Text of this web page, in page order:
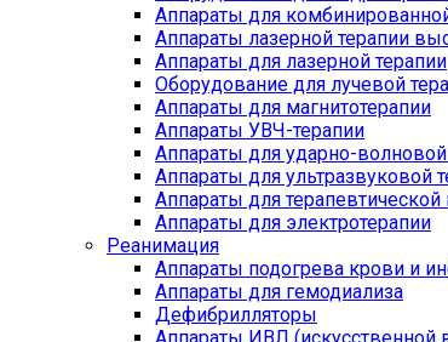
Аппараты для
Аппараты лазерной терапии
Аппараты для лазерной терапии
Оборудование для лучевой
Аппараты для магнитотерапии
Аппараты УВЧ-терапии
Аппараты для ударно-волновой
Аппараты для ультразвуковой
Аппараты для
Аппараты для электротерапии
Реанимация
Аппараты подогрева крови и
Аппараты для гемодиализа
Дефибрилляторы